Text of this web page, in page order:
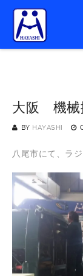
大阪 機械
BY HAYASHI
八尾市にて、ラ